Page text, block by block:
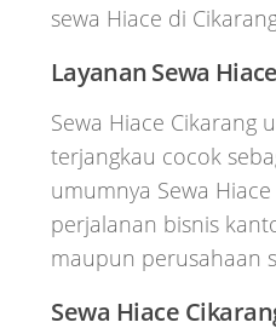
sewa Hiace di
Layanan Sewa
Sewa Hiace Cikarang
terjangkau cocok
umumnya Sewa
perjalanan bisnis
maupun perusahaan
Sewa Hiace